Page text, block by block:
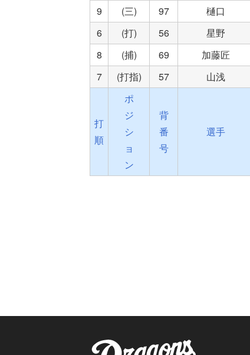
9
(三) 97 樋口
6
(打) 56 星野
8
(捕) 69 加藤匠
7
(打指) 57 山浅
打
順
ポ
ジ
シ
ョ
ン
背
番
号
選手